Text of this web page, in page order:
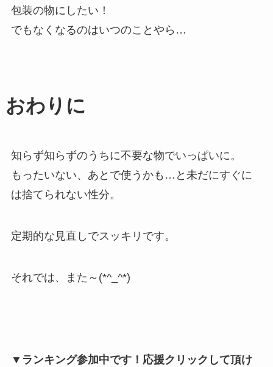
包装の物にしたい！
でもなくなるのはいつのことやら…
おわりに
知らず知らずのうちに不要な物でいっぱいに。
もったいない、あとで使うかも…と未だにすぐに
は捨てられない性分。
定期的な見直しでスッキリです。
それでは、また～(*^_^*)
▼ランキング参加中です！応援クリックして頂け